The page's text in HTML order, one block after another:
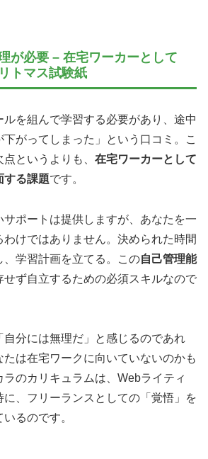
が必要 – 在宅ワーカーとして
トマス試験紙
ルを組んで学習する必要があり、途中
がってしまった」という口コミ。こ
というよりも、 在宅ワーカーとして
する課題です。
サポートは提供しますが、あなたを一
わけではありません。決められた時間
、学習計画を立てる。この自己管理能
せず自立するための必須スキルなので
自分には無理だ」と感じるのであれ
は在宅ワークに向いていないのかも
ラのカリキュラムは、Webライティ
に、フリーランスとしての「覚悟」を
るのです。